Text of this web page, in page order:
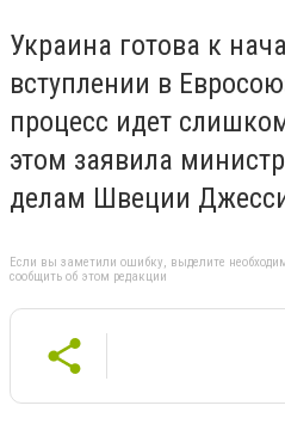
Украина готова к
вступлении в
процесс идет
этом заявила
делам Швеции
Если вы заметили ошибку, выделите
сообщить об этом редакции